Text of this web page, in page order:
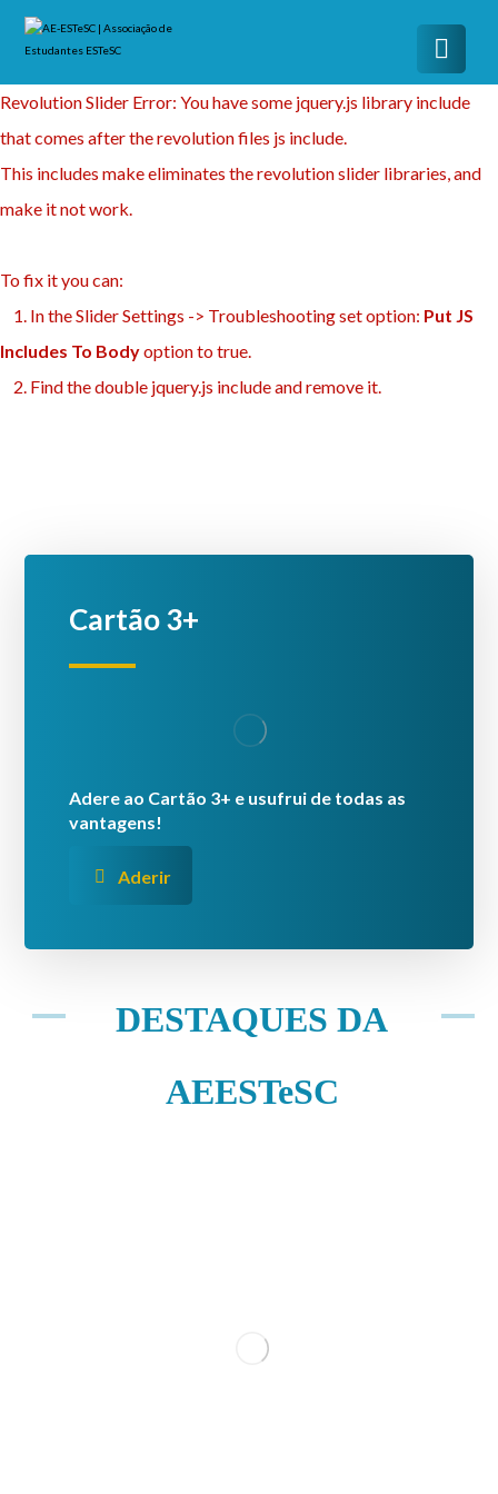
Revolution Slider Error: You have some jquery.js library include
that comes after the revolution files js include.
This includes make eliminates the revolution slider libraries, and
make it not work.
To fix it you can:
1. In the Slider Settings -> Troubleshooting set option: Put JS
Includes To Bodyoption to true.
2. Find the double jquery.js include and remove it.
Cartão 3+
Adere ao Cartão 3+ e usufrui de todas as
vantagens!
Aderir
DESTAQUES DA
AEESTeSC